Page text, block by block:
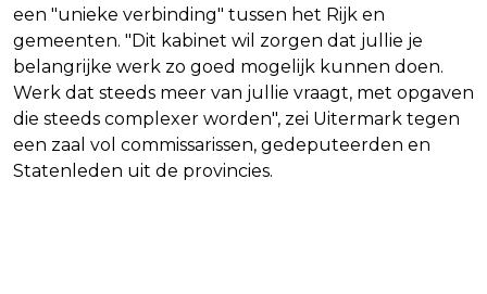
een "unieke verbinding" tussen het Rijk en
gemeenten. "Dit kabinet wil zorgen dat jullie je
belangrijke werk zo goed mogelijk kunnen doen.
Werk dat steeds meer van jullie vraagt, met opgaven
die steeds complexer worden", zei Uitermark tegen
een zaal vol commissarissen, gedeputeerden en
Statenleden uit de provincies.